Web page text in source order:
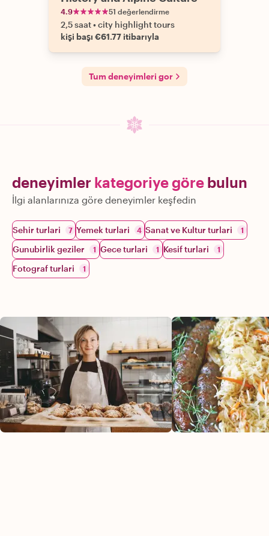
4.9 51 değerlendirme
2,5 saat•city highlight tours
kişi başı €61.77 itibarıyla
Tum deneyimleri gor
deneyimler kategoriye göre bulun
İlgi alanlarınıza göre deneyimler keşfedin
Sehir turlari 7 Yemek turlari 4 Sanat ve Kultur turlari 1
Gunubirlik geziler 1 Gece turlari 1 Kesif turlari 1
Fotograf turlari 1